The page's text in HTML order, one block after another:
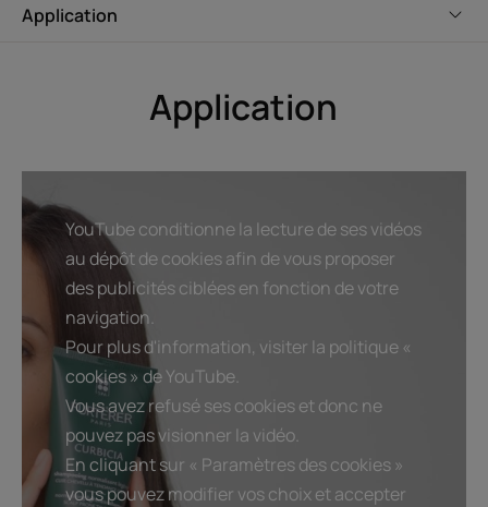
Riche en huiles essentielles de Girofle, Thym, Romarin et
sébum" agit tout en naturalité.
Purifie et nettoie en douceur : lave et assainit les cheveux
et le cuir chevelu, élimine en douceur l'excès de sébum.
Régule la production de sébum : les cheveux regraissent
moins vite, la fréquence des shampoings peut être
Aide les cheveux à retrouver leur légèreté : durablement
assainie, la chevelure est fraîche et légère.
Texture Environnement
Application
Application
YouTube conditionne la lecture de ses vidéos
au dépôt de cookies afin de vous proposer
des publicités ciblées en fonction de votre
navigation.
Pour plus d'information, visiter la politique «
cookies » de YouTube.
Vous avez refusé ses cookies et donc ne
pouvez pas visionner la vidéo.
En cliquant sur « Paramètres des cookies »
vous pouvez modifier vos choix et accepter